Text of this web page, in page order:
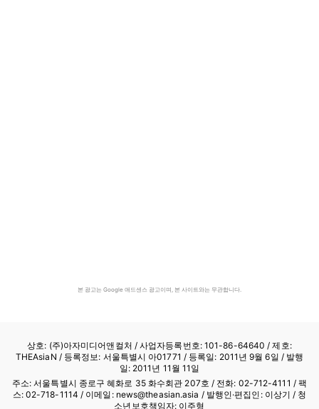
본 광고는 Google 애드센스 광고이며, 본 사이트와는 무관합니다.
상호: (주)아자미디어앤컬처 /사업자등록번호: 101-86-64640 / 제호:
THEAsiaN / 등록정보: 서울특별시 아01771 / 등록일: 2011년 9월 6일 / 발행
일: 2011년 11월 11일
주소: 서울특별시 종로구 혜화로 35 화수회관 207호 / 전화: 02-712-4111 / 팩
스: 02-718-1114 / 이메일: news@theasian.asia / 발행인·편집인: 이상기 / 청
소년보호책임자: 이주형